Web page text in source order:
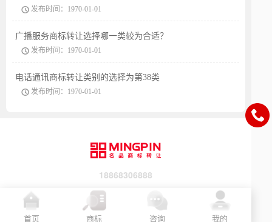
发布时间：1970-01-01
广播服务商标转让选择哪一类较为合适？
发布时间：1970-01-01
电话通讯商标转让类别的选择为第38类
发布时间：1970-01-01
18868306888
首页 商标 咨询 我的